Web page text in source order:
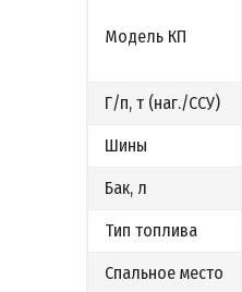
Модель КП
Г/п, т (наг./ССУ)
Шины
Бак, л
Тип топлива
Спальное место